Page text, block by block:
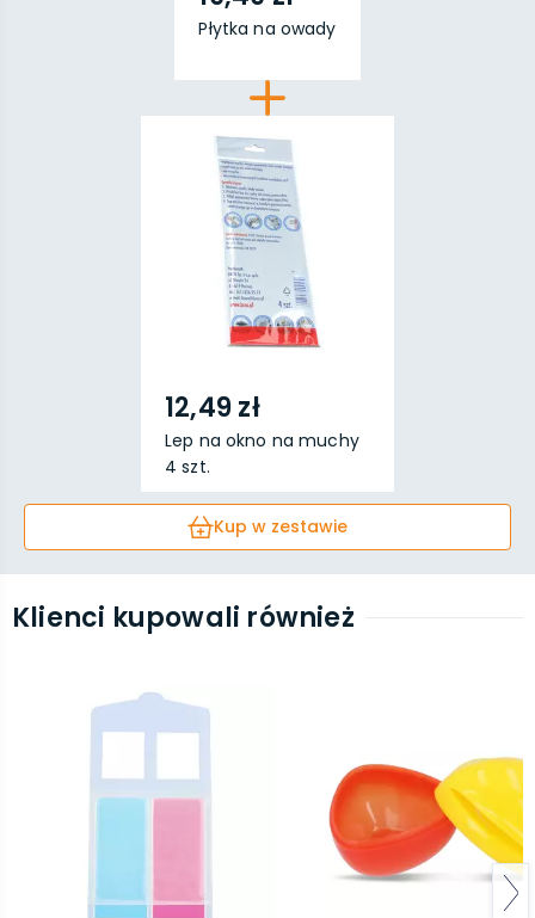
Płytka na owady
12,49 zł
Lep na okno na muchy
4 szt.
Kup w zestawie
Klienci kupowali również